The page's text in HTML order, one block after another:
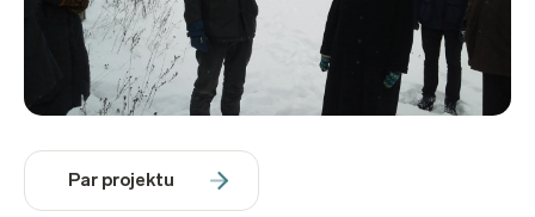
Par projektu